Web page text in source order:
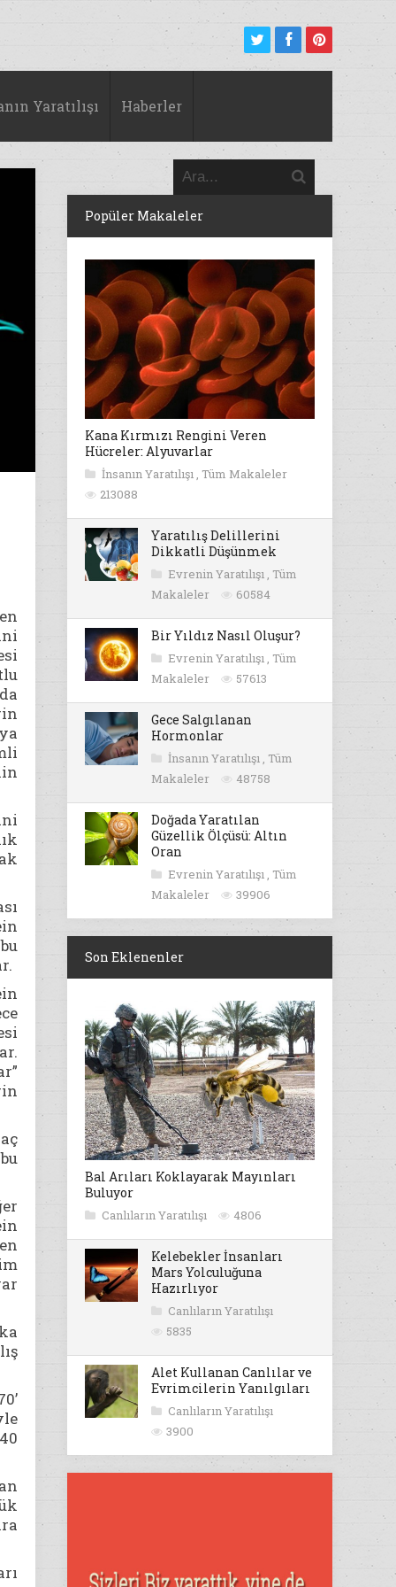
Yaratılışı Haberler
Popüler Makaleler
Kana Kırmızı Rengini Veren
Hücreler: Alyuvarlar
İnsanın Yaratılışı , Tüm Makaleler
213088
Yaratılış Delillerini
Dikkatli Düşünmek
Evrenin Yaratılışı , Tüm
Makaleler
60584
Bir Yıldız Nasıl Oluşur?
Evrenin Yaratılışı , Tüm
Makaleler
57613
Gece Salgılanan
Hormonlar
İnsanın Yaratılışı , Tüm
Makaleler
48758
Doğada Yaratılan
Güzellik Ölçüsü: Altın
Oran
Evrenin Yaratılışı , Tüm
Makaleler
39906
Son Eklenenler
Bal Arıları Koklayarak Mayınları
Buluyor
Canlıların Yaratılışı 4806
Kelebekler İnsanları
Mars Yolculuğuna
Hazırlıyor
Canlıların Yaratılışı
5835
Alet Kullanan Canlılar ve
Evrimcilerin Yanılgıları
Canlıların Yaratılışı
3900